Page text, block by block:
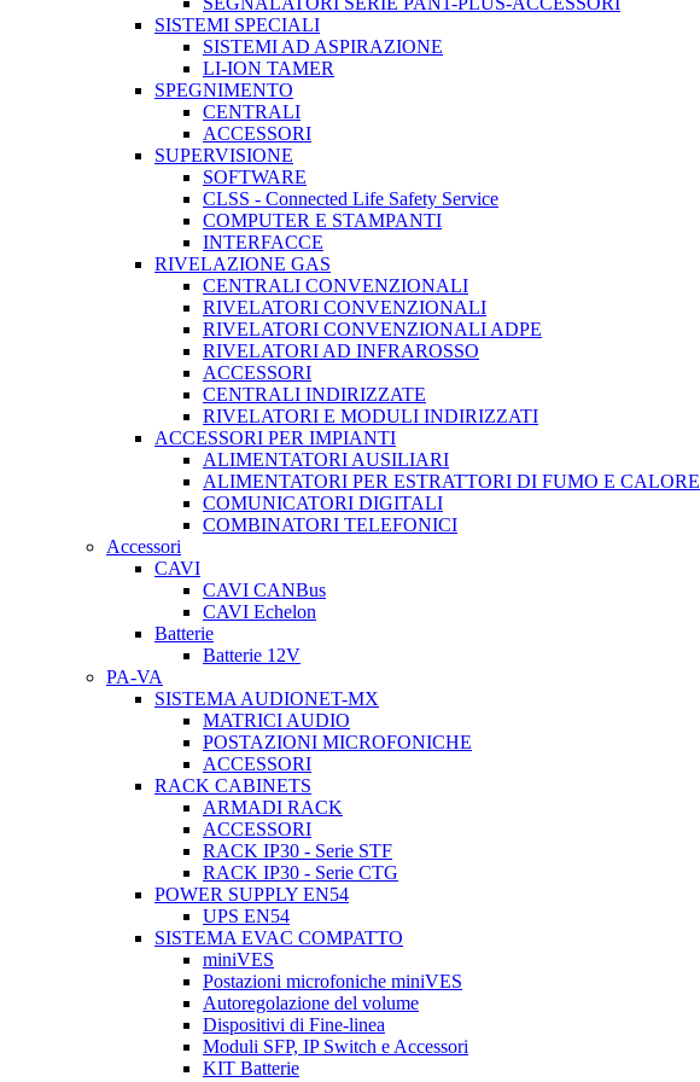
SISTEMI SPECIALI
SISTEMI AD ASPIRAZIONE
LI-ION TAMER
SPEGNIMENTO
CENTRALI
ACCESSORI
SUPERVISIONE
SOFTWARE
CLSS - Connected Life Safety Service
COMPUTER E STAMPANTI
INTERFACCE
RIVELAZIONE GAS
CENTRALI CONVENZIONALI
RIVELATORI CONVENZIONALI
RIVELATORI CONVENZIONALI ADPE
RIVELATORI AD INFRAROSSO
ACCESSORI
CENTRALI INDIRIZZATE
RIVELATORI E MODULI INDIRIZZATI
ACCESSORI PER IMPIANTI
ALIMENTATORI AUSILIARI
ALIMENTATORI PER ESTRATTORI DI FUMO E CALORE
COMUNICATORI DIGITALI
COMBINATORI TELEFONICI
Accessori
CAVI
CAVI CANBus
CAVI Echelon
Batterie
Batterie 12V
PA-VA
SISTEMA AUDIONET-MX
MATRICI AUDIO
POSTAZIONI MICROFONICHE
ACCESSORI
RACK CABINETS
ARMADI RACK
ACCESSORI
RACK IP30 - Serie STF
RACK IP30 - Serie CTG
POWER SUPPLY EN54
UPS EN54
SISTEMA EVAC COMPATTO
miniVES
Postazioni microfoniche miniVES
Autoregolazione del volume
Dispositivi di Fine-linea
Moduli SFP, IP Switch e Accessori
KIT Batterie